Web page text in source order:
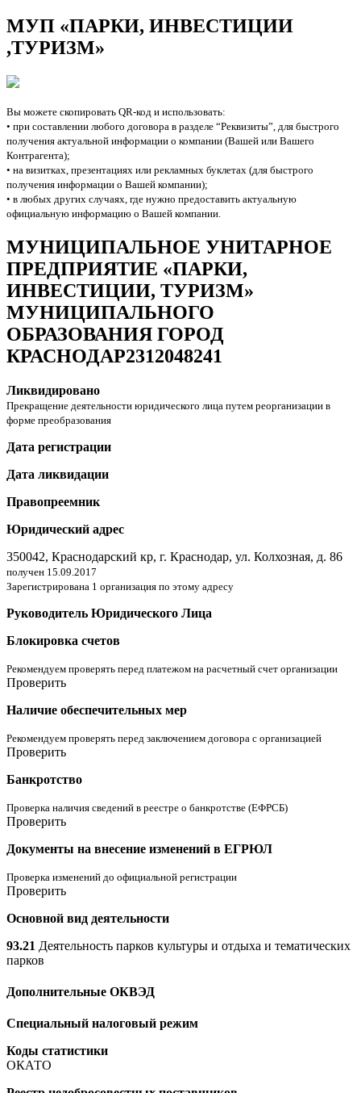
МУП «ПАРКИ, ИНВЕСТИЦИИ
,ТУРИЗМ»
Вы можете скопировать QR-код и использовать:
• при составлении любого договора в разделе “Реквизиты”, для быстрого
получения актуальной информации о компании (Вашей или Вашего
Контрагента);
• на визитках, презентациях или рекламных буклетах (для быстрого
получения информации о Вашей компании);
• в любых других случаях, где нужно предоставить актуальную
официальную информацию о Вашей компании.
МУНИЦИПАЛЬНОЕ УНИТАРНОЕ
ПРЕДПРИЯТИЕ «ПАРКИ,
ИНВЕСТИЦИИ, ТУРИЗМ»
МУНИЦИПАЛЬНОГО
ОБРАЗОВАНИЯ ГОРОД
КРАСНОДАР2312048241
Ликвидировано
Прекращение деятельности юридического лица путем реорганизации в
форме преобразования
Дата регистрации
Дата ликвидации
Правопреемник
Юридический адрес
350042, Краснодарский кр, г. Краснодар, ул. Колхозная, д. 86
получен 15.09.2017
Зарегистрирована 1 организация по этому адресу
Руководитель Юридического Лица
Блокировка счетов
Рекомендуем проверять перед платежом на расчетный счет организации
Проверить
Наличие обеспечительных мер
Рекомендуем проверять перед заключением договора с организацией
Проверить
Банкротство
Проверка наличия сведений в реестре о банкротстве (ЕФРСБ)
Проверить
Документы на внесение изменений в ЕГРЮЛ
Проверка изменений до официальной регистрации
Проверить
Основной вид деятельности
93.21 Деятельность парков культуры и отдыха и тематических
парков
Дополнительные ОКВЭД
Специальный налоговый режим
Коды статистики
ОКАТО